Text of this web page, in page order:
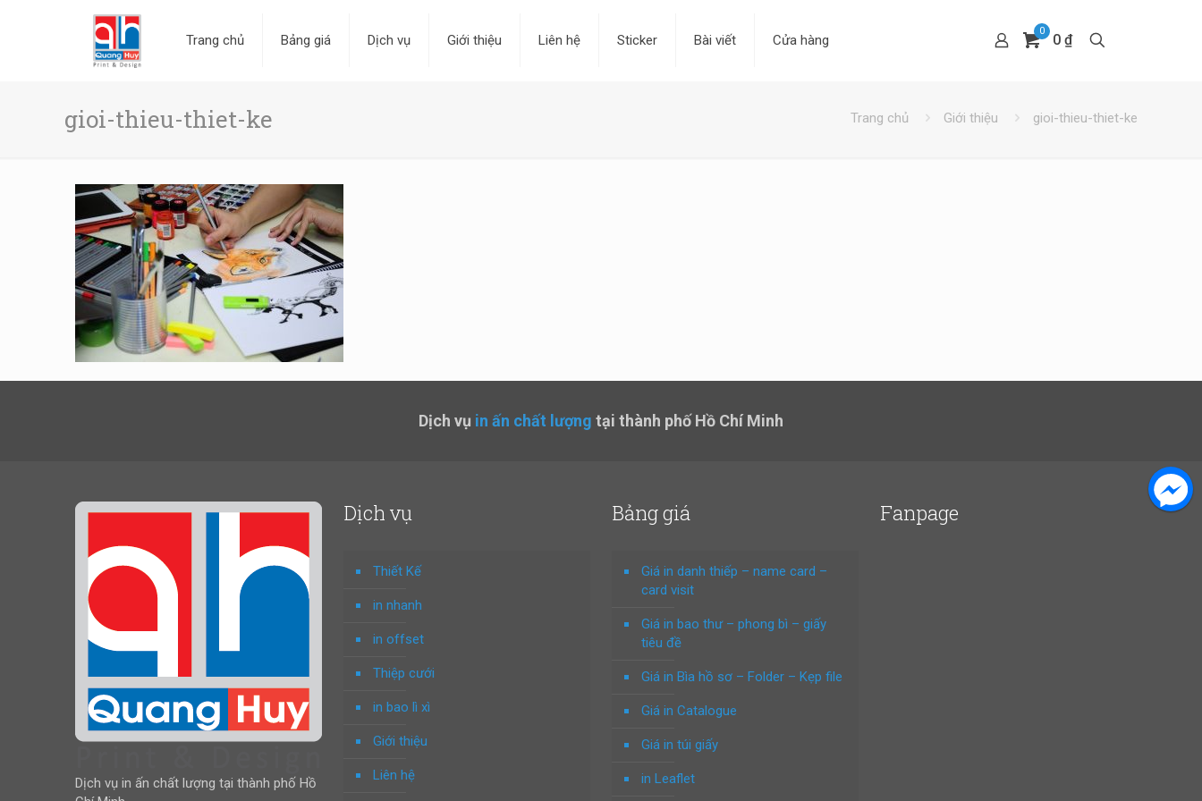
Trang chủ Bảng giá Dịch vụ Giới thiệu Liên hệ Sticker Bài viết Cửa hàng
0
0 ₫
gioi-thieu-thiet-ke Trang chủ Giới thiệu gioi-thieu-thiet-ke
Dịch vụ in ấn chất lượng tại thành phố Hồ Chí Minh
Dịch vụ in ấn chất lượng tại thành phố Hồ
Dịch vụ
Thiết Kế
in nhanh
in offset
Thiệp cưới
in bao lì xì
Giới thiệu
Liên hệ
Bảng giá
Giá in danh thiếp – name card –
card visit
Giá in bao thư – phong bì – giấy
tiêu đề
Giá in Bìa hồ sơ – Folder – Kẹp file
Giá in Catalogue
Giá in túi giấy
in Leaflet
Fanpage